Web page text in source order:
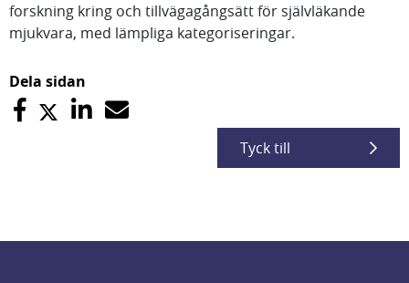
forskning kring och tillvägagångsätt för självläkande
mjukvara, med lämpliga kategoriseringar.
Dela sidan
Tyck till